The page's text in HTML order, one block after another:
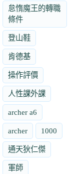
怠惰魔王的轉職
條件
登山鞋
肯德基
操作評價
人性課外課
archer a6
archer 1000
通天狄仁傑
軍師